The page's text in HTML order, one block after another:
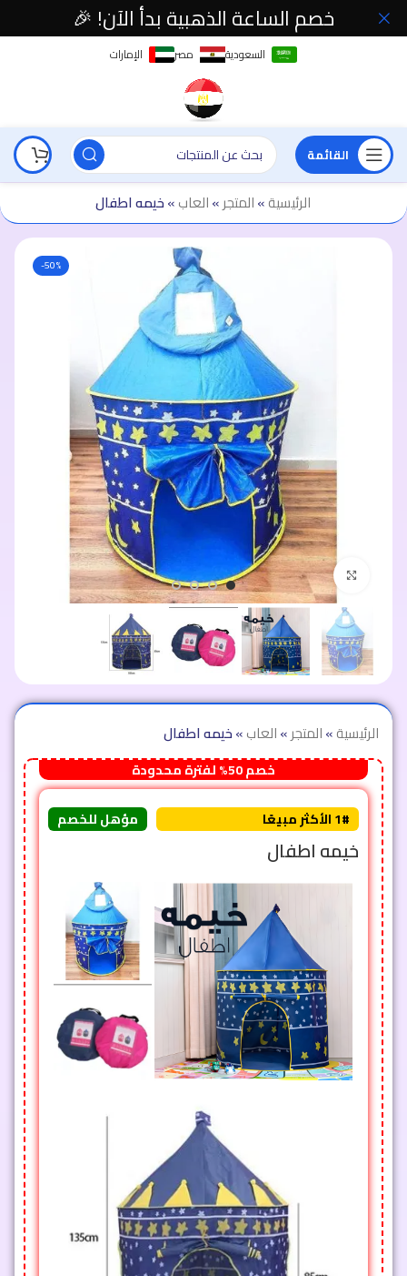
السعودية مصر الإمارات
القائمة
الرئيسية»المتجر»العاب»خيمه اطفال
-50%
اضغط للتكبير
الرئيسية»المتجر»العاب»خيمه اطفال
خصم 50% لفترة محدودة
1# الأكثر مبيعًا مؤهل للخصم
خيمه اطفال
خصم الساعة الذهبية بدأ الآن! 🎉